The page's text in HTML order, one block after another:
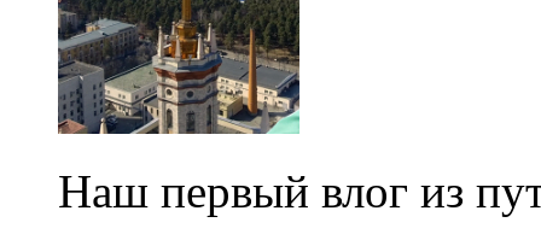
Наш первый влог из